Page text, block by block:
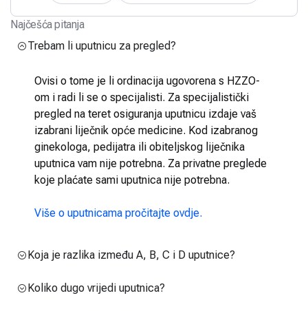
Najčešća pitanja
Trebam li uputnicu za pregled?
Ovisi o tome je li ordinacija ugovorena s HZZO-
om i radi li se o specijalisti. Za specijalistički
pregled na teret osiguranja uputnicu izdaje vaš
izabrani liječnik opće medicine. Kod izabranog
ginekologa, pedijatra ili obiteljskog liječnika
uputnica vam nije potrebna. Za privatne preglede
koje plaćate sami uputnica nije potrebna.
Više o uputnicama pročitajte ovdje.
Koja je razlika između A, B, C i D uputnice?
Koliko dugo vrijedi uputnica?